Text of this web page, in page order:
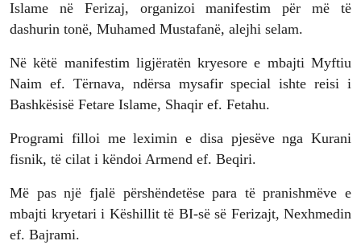
Islame në Ferizaj, organizoi manifestim për më të
dashurin tonë, Muhamed Mustafanë, alejhi selam.
Në këtë manifestim ligjëratën kryesore e mbajti Myftiu
Naim ef. Tërnava, ndërsa mysafir special ishte reisi i
Bashkësisë Fetare Islame, Shaqir ef. Fetahu.
Programi filloi me leximin e disa pjesëve nga Kurani
fisnik, të cilat i këndoi Armend ef. Beqiri.
Më pas një fjalë përshëndetëse para të pranishmëve e
mbajti kryetari i Këshillit të BI-së së Ferizajt, Nexhmedin
ef. Bajrami.